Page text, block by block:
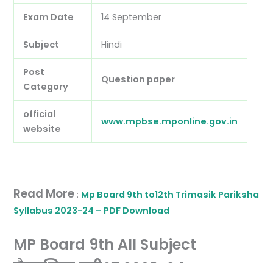
Exam Date 14 September
Subject Hindi
Post
Category
Question paper
official
website
www.mpbse.mponline.gov.in
Read More : Mp Board 9th to12th Trimasik Pariksha
Syllabus 2023-24 – PDF Download
MP Board 9th All Subject